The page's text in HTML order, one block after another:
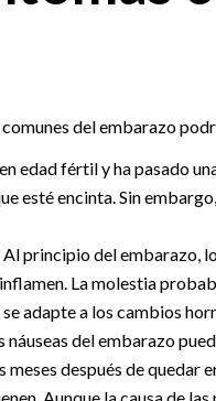
del embarazo
edad fértil y ha pasado
esté encinta. Sin
Al principio del embarazo,
La molestia
adapte a los cambios
náuseas del embarazo
meses después de quedar